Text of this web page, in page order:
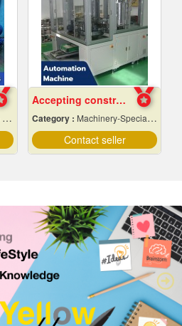
Accepting construction of automation machines in Pathum Thani
Category : Machinery-Specially Designed
Contact seller